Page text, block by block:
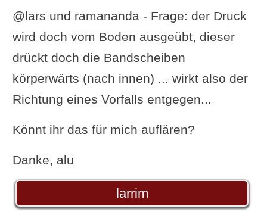
@lars und ramananda - Frage: der Druck
wird doch vom Boden ausgeübt, dieser
drückt doch die Bandscheiben
körperwärts (nach innen) ... wirkt also der
Richtung eines Vorfalls entgegen...
Könnt ihr das für mich auflären?
Danke, alu
larrim